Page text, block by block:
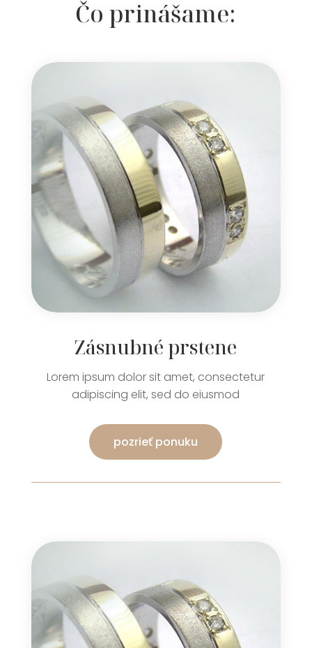
Čo prinášame:
Zásnubné prstene
Lorem ipsum dolor sit amet, consectetur
adipiscing elit, sed do eiusmod
pozrieť ponuku